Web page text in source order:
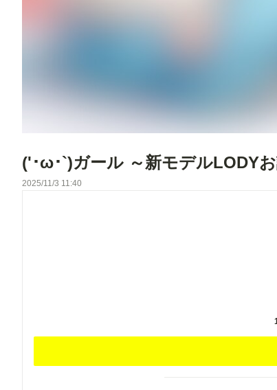
('･ω･`)ガール ～新モデルLODY
2025/11/3 11:40